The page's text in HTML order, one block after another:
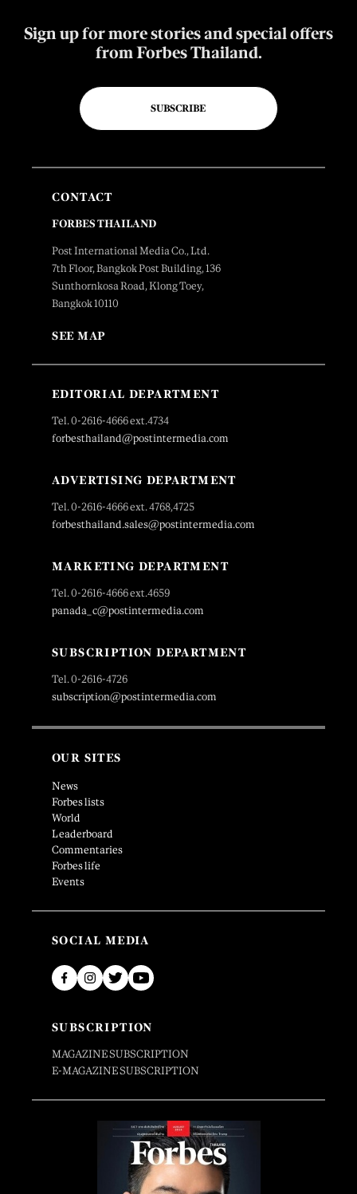
Sign up for more stories and special offers
from Forbes Thailand.
SUBSCRIBE
CONTACT
FORBES THAILAND
Post International Media Co., Ltd.
7th Floor, Bangkok Post Building, 136
Sunthornkosa Road, Klong Toey,
Bangkok 10110
SEE MAP
EDITORIAL DEPARTMENT
Tel. 0-2616-4666 ext.4734
forbesthailand@postintermedia.com
ADVERTISING DEPARTMENT
Tel. 0-2616-4666 ext. 4768,4725
forbesthailand.sales@postintermedia.com
MARKETING DEPARTMENT
Tel. 0-2616-4666 ext.4659
panada_c@postintermedia.com
SUBSCRIPTION DEPARTMENT
Tel. 0-2616-4726
subscription@postintermedia.com
OUR SITES
News
Forbes lists
World
Leaderboard
Commentaries
Forbes life
Events
SOCIAL MEDIA
SUBSCRIPTION
MAGAZINE SUBSCRIPTION
E-MAGAZINE SUBSCRIPTION